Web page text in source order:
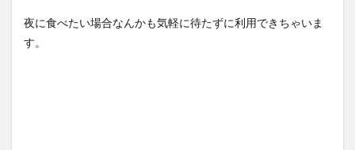
夜に食べたい場合なんかも気軽に待たずに利用できちゃいま
す。